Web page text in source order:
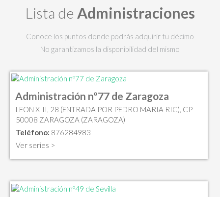
Lista de Administraciones
Conoce los puntos donde podrás adquirir tu décimo
No garantizamos la disponibilidad del mismo
Administración nº77 de Zaragoza
LEON XIII, 28 (ENTRADA POR PEDRO MARIA RIC), CP
50008 ZARAGOZA (ZARAGOZA)
Teléfono: 876284983
Ver series >